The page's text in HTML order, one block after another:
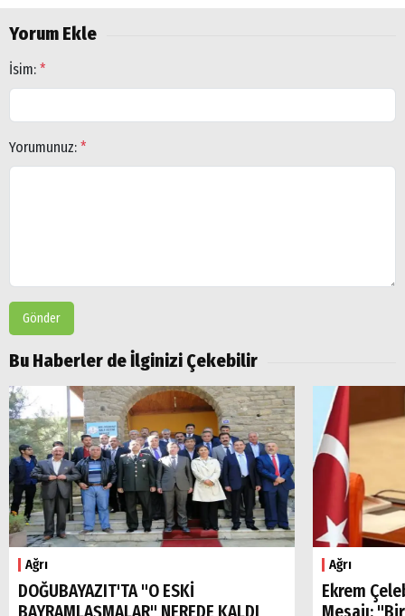
Yorum Ekle
İsim: *
Yorumunuz: *
Gönder
Bu Haberler de İlginizi Çekebilir
Ağrı
DOĞUBAYAZIT'TA "O ESKİ
BAYRAMLAŞMALAR" NEREDE KALDI
Ağrı
Ekrem
Mesajı: